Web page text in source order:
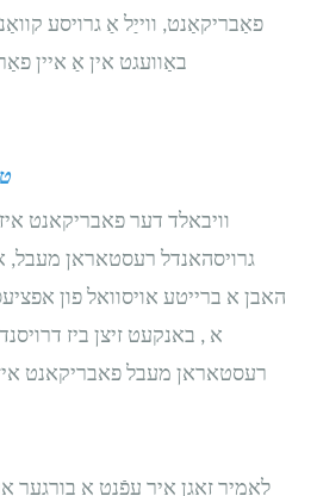
פאַבריקאַנט, ווייַל אַ גרויסע
באַוועגט אין אַ איין
וויבאלד דער פאבריקאנט
גרויסהאנדל רעסטאראן מעבל,
האבן א ברייטע אויסוואל פון
ביז באנקעט זיצן , א
רעסטאראן מעבל פאבריקאנט
לאָמיר זאָגן איר עפֿנט אַ בורגער